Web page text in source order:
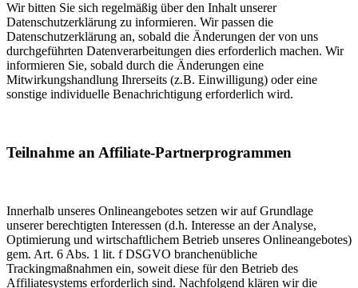
Wir bitten Sie sich regelmäßig über den Inhalt unserer
Datenschutzerklärung zu informieren. Wir passen die
Datenschutzerklärung an, sobald die Änderungen der von uns
durchgeführten Datenverarbeitungen dies erforderlich machen. Wir
informieren Sie, sobald durch die Änderungen eine
Mitwirkungshandlung Ihrerseits (z.B. Einwilligung) oder eine
sonstige individuelle Benachrichtigung erforderlich wird.
Teilnahme an Affiliate-Partnerprogrammen
Innerhalb unseres Onlineangebotes setzen wir auf Grundlage
unserer berechtigten Interessen (d.h. Interesse an der Analyse,
Optimierung und wirtschaftlichem Betrieb unseres Onlineangebotes)
gem. Art. 6 Abs. 1 lit. f DSGVO branchenübliche
Trackingmaßnahmen ein, soweit diese für den Betrieb des
Affiliatesystems erforderlich sind. Nachfolgend klären wir die